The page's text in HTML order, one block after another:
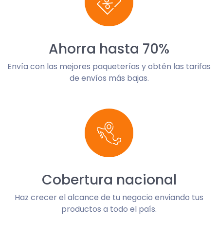
Ahorra hasta 70%
Envía con las mejores paqueterías y obtén las tarifas
de envíos más bajas.
Cobertura nacional
Haz crecer el alcance de tu negocio enviando tus
productos a todo el país.